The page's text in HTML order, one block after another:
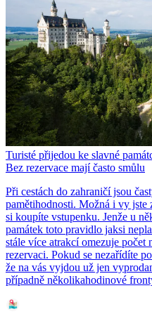
Turisté přijedou ke slavné
Bez rezervace mají často smůlu
Při cestách do zahraničí jsou
pamětihodnosti. Možná i vy jste
si koupíte vstupenku. Jenže u
památek toto pravidlo jaksi
stále více atrakcí omezuje
rezervaci. Pokud se nezařídíte
že na vás vyjdou už jen
případně několikahodinové